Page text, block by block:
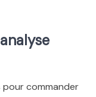
pour commander